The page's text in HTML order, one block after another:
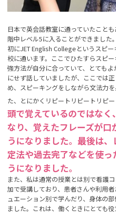
日本で英会話教室に通っていたこと
階中レベル5に入ることができました
初にJET English Collegeというスピ
校に通います。ここでひたすらスピ
強方法が自分に合っていて、とても
にせず話していましたが、ここでは
め、スピーキングをしながら文法力
た、とにかくリピートリピートリピー
頭で覚えているのではな
なり、覚えたフレーズが口
うになりました。最後は
定法や過去完了などを使
うになりました。
また、私は通常の授業とは別で看護
加で受講しており、患者さんや利用
ュエーション別で学んだり、身体の
ました。これは、働くときにとても役